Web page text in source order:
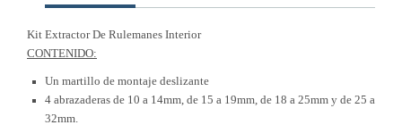
Kit Extractor De Rulemanes Interior
CONTENIDO:
Un martillo de montaje deslizante
4 abrazaderas de 10 a 14mm, de 15 a 19mm, de 18 a 25mm y de 25 a
32mm.